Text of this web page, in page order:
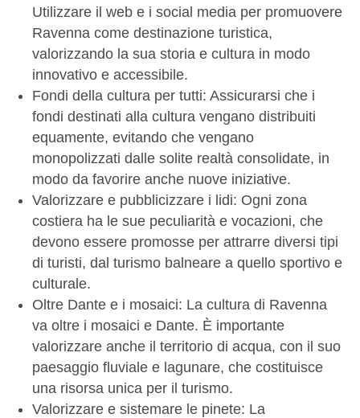
Utilizzare il web e i social media per promuovere
Ravenna come destinazione turistica,
valorizzando la sua storia e cultura in modo
innovativo e accessibile.
Fondi della cultura per tutti: Assicurarsi che i
fondi destinati alla cultura vengano distribuiti
equamente, evitando che vengano
monopolizzati dalle solite realtà consolidate, in
modo da favorire anche nuove iniziative.
Valorizzare e pubblicizzare i lidi: Ogni zona
costiera ha le sue peculiarità e vocazioni, che
devono essere promosse per attrarre diversi tipi
di turisti, dal turismo balneare a quello sportivo e
culturale.
Oltre Dante e i mosaici: La cultura di Ravenna
va oltre i mosaici e Dante. È importante
valorizzare anche il territorio di acqua, con il suo
paesaggio fluviale e lagunare, che costituisce
una risorsa unica per il turismo.
Valorizzare e sistemare le pinete: La